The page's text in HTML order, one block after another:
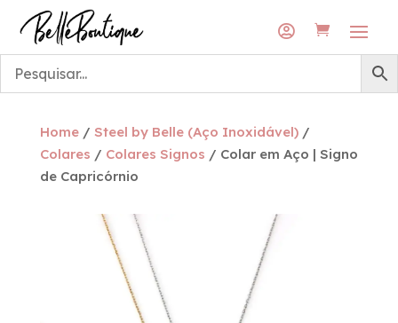

Home/ Steel by Belle (Aço Inoxidável)/
Colares / Colares Signos / Colar em Aço | Signo
de Capricórnio